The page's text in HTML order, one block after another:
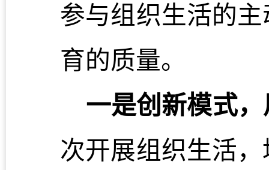
参与组织生活的
育的质量。
一是创新模式
次开展组织生活